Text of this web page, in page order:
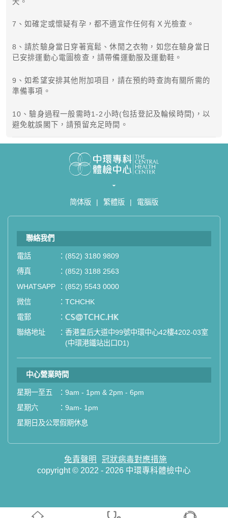
7、如確定或懷疑有孕，都不適宜作任何有Ｘ光檢查。
8、請於驗身當日穿著寬鬆、休閒之衣物，如您在驗身當日
已安排運動心電圖檢查，請帶備運動服及運動鞋。
9、如希望安排其他附加項目，請在預約時查詢有關所需的
準備事項。
10、驗身過程一般需時1-2小時(包括登記及輪候時間)，以
避免躭誤閣下，請預留充足時間。
简体版 | 繁體版 | 電腦版
聯絡我們
電話 ： (852) 3180 9809
傳真
： (852) 3188 2563
WHATSAPP
： (852) 5543 0000
微信
： TCHCHK
電郵
： email
聯絡地址
： 香港皇后大道中99號中環中心42樓4202-03室
(中環港鐵站出口D1)
中心營業時間
星期一至五 ： 9am - 1pm & 2pm - 6pm
星期六
： 9am- 1pm
星期日及公眾假期休息
免責聲明
冠狀病毒對應措施
copyright © 2022 - 2026 中環專科體檢中心